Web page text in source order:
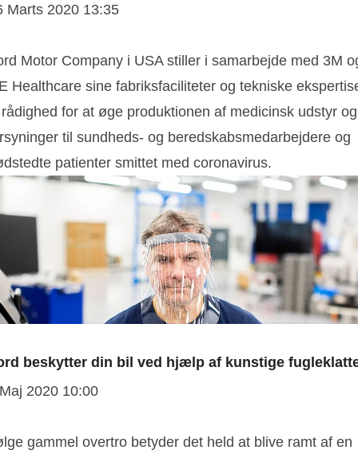
Marts 2020 13:35
Motor Company i USA stiller i samarbejde med 3M
Healthcare sine fabriksfaciliteter og tekniske
for at øge produktionen af medicinsk udstyr og
til sundheds- og beredskabsmedarbejdere og
patienter smittet med coronavirus.
beskytter din bil ved hjælp af kunstige
2020 10:00
gammel overtro betyder det held at blive ramt af en